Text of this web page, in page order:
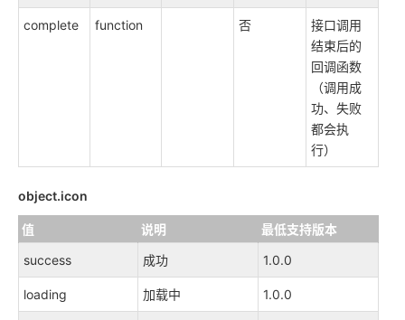
complete function 否
接口调用
结束后的
回调函数
（调用成
功、失败
都会执
行）
object.icon
值 说明
最低支持版本
success
成功 1.0.0
loading 加载中 1.0.0